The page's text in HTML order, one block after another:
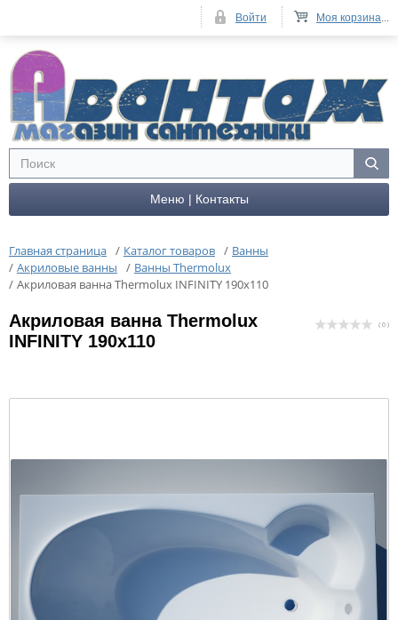
Меню | Контакты
Главная страница / Каталог товаров / Ванны
/ Акриловые ванны / Ванны Thermolux
/ Акриловая ванна Thermolux INFINITY 190x110
Акриловая ванна Thermolux
INFINITY 190x110
( 0 )
Моя корзина...
Войти